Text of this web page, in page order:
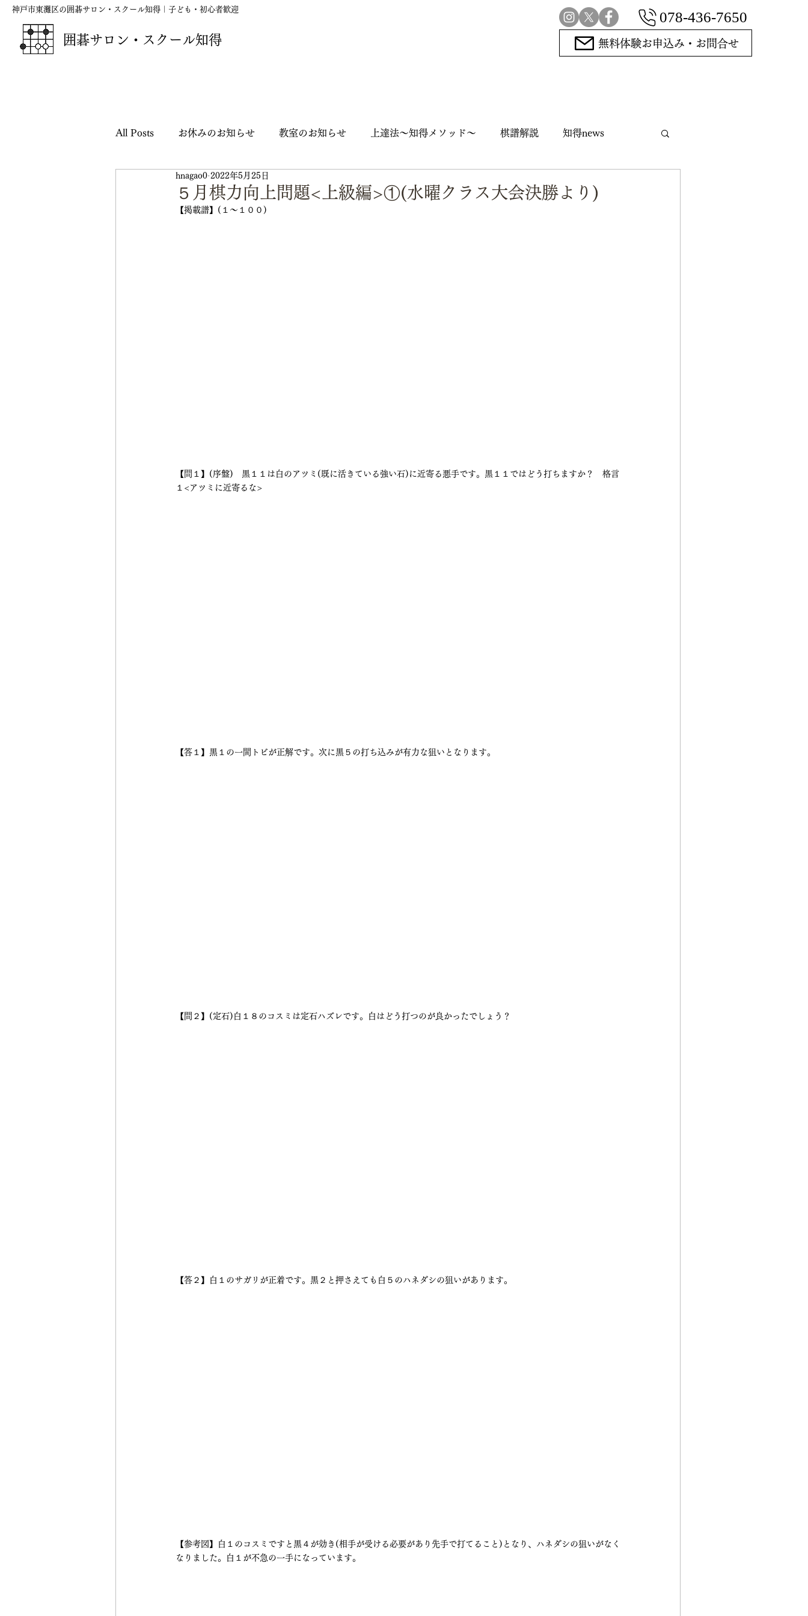
囲碁サロン・スクール知得
078-436-7650
無料体験お申込み・お問合せ
神戸市東灘区の囲碁サロン・スクール知得｜子ども・初心者歓迎
All Posts お休みのお知らせ 教室のお知らせ 上達法～知得メソッド～ 棋譜解説 知得news
囲碁の短歌・俳句・川柳
５月棋力向上問題<上級編>①(水曜クラス大会決勝より)
hnagao0 2022年5月25日
【掲載譜】(１～１００)
【問１】(序盤)　黒１１は白のアツミ(既に活きている強い石)に近寄る悪手です。黒１１ではどう打ちますか？　格言
１<アツミに近寄るな>
【答１】黒１の一間トビが正解です。次に黒５の打ち込みが有力な狙いとなります。
【問２】(定石)白１８のコスミは定石ハズレです。白はどう打つのが良かったでしょう？
【答２】白１のサガリが正着です。黒２と押さえても白５のハネダシの狙いがあります。
【参考図】白１のコスミですと黒４が効き(相手が受ける必要があり先手で打てること)となり、ハネダシの狙いがなく
なりました。白１が不急の一手になっています。